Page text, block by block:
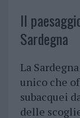
Il
Sardegna
La
unico che
subacquei
delle